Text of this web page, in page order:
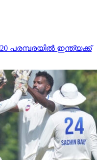
പരമ്പരയില്‍ ഇന്ത്യക്ക്